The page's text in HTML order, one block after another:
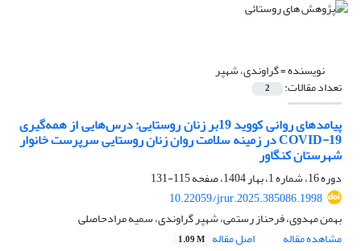
نویسنده =گراوندی، شهپر
تعداد مقالات: 2
پیامدهای روانی کووید 19بر زنان روستایی: درس‌هایی از همه‌گیری
COVID-19 در زمینه سلامت روان زنان روستایی سرپرست خانوار
شهرستان کنگاور
دوره 16، شماره 1، بهار 1404، صفحه
115-131
10.22059/jrur.2025.385086.1998
بهمن مهدوی، فرحناز رستمی، شهپر گراوندی، سمیه مرادحاصلی
مشاهده مقاله
اصل مقاله 1.09 M